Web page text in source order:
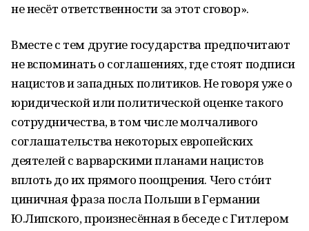
не несёт ответственности за этот сговор».
Вместе с тем другие государства предпочитают
не вспоминать о соглашениях, где стоят подписи
нацистов и западных политиков. Не говоря уже о
юридической или политической оценке такого
сотрудничества, в том числе молчаливого
соглашательства некоторых европейских
деятелей с варварскими планами нацистов
вплоть до их прямого поощрения. Чего стóит
циничная фраза посла Польши в Германии
Ю.Липского, произнесённая в беседе с Гитлером